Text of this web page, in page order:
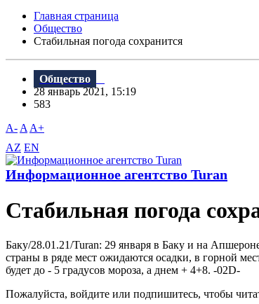
Главная страница
Общество
Стабильная погода сохранится
Общество
28 январь 2021, 15:19
583
A- A A+
AZ EN
Информационное агентство Turan
Стабильная погода
Баку/28.01.21/Turan: 29 января в Баку и на
страны в ряде мест ожидаются осадки, в горной
будет до - 5 градусов мороза, а днем + 4+8. -02D-
Пожалуйста, войдите или подпишитесь, чтобы